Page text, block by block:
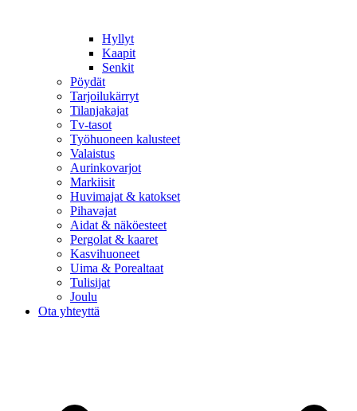
Hyllyt
Kaapit
Senkit
Pöydät
Tarjoilukärryt
Tilanjakajat
Tv-tasot
Työhuoneen kalusteet
Valaistus
Aurinkovarjot
Markiisit
Huvimajat & katokset
Pihavajat
Aidat & näköesteet
Pergolat & kaaret
Kasvihuoneet
Uima & Porealtaat
Tulisijat
Joulu
Ota yhteyttä